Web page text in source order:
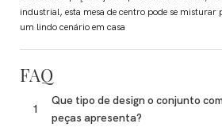
industrial, esta mesa de centro pode se misturar
um lindo cenário em casa
FAQ
1
Que tipo de design o conjunto
peças apresenta?